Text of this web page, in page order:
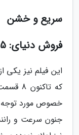
سریع و خشن
فروش دنیای: 5 میلیارد و 137 میلیون دلار
این فیلم نیز یکی
که
خصوص مورد توجه
جنون سرعت و